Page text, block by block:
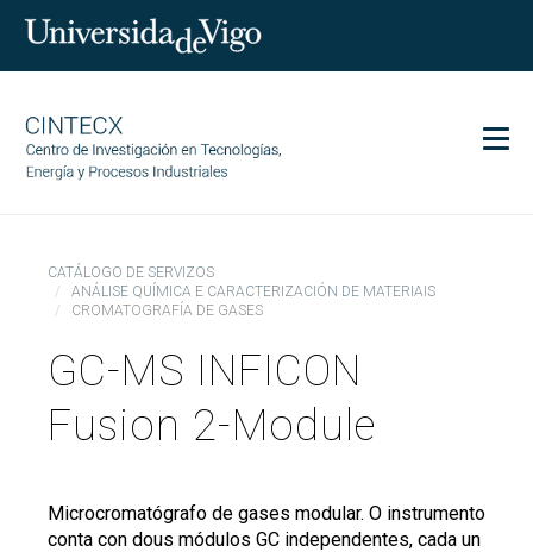
Investigación
Transferencia
Servizos
Comunicación
CATÁLOGO DE SERVIZOS
ANÁLISE QUÍMICA E CARACTERIZACIÓN DE MATERIAIS
CROMATOGRAFÍA DE GASES
GC-MS INFICON
Fusion 2-Module
Microcromatógrafo de gases modular. O instrumento
conta con dous módulos GC independentes, cada un